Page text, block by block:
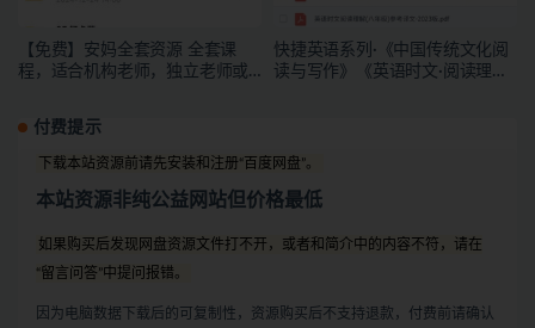
【免费】安妈全套资源 全套课
程，适合机构老师，独立老师或
快捷英语系列·《中国传统文化阅
读与写作》《英语时文·阅读理
付费提示
下载本站资源前请先安装和注册“百度网盘”。
本站资源非纯公益网站但价格最低
如果购买后发现网盘资源文件打不开，或者和简介中的内容不符，请在
“留言问答”中提问报错。
因为电脑数据下载后的可复制性，资源购买后不支持退款，付费前请确认